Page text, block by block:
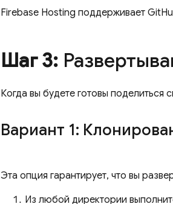
Firebase Hosting поддерживает
Шаг 3:
Когда вы будете готовы
Вариант 1:
Эта опция гарантирует, что вы
Из любой директории